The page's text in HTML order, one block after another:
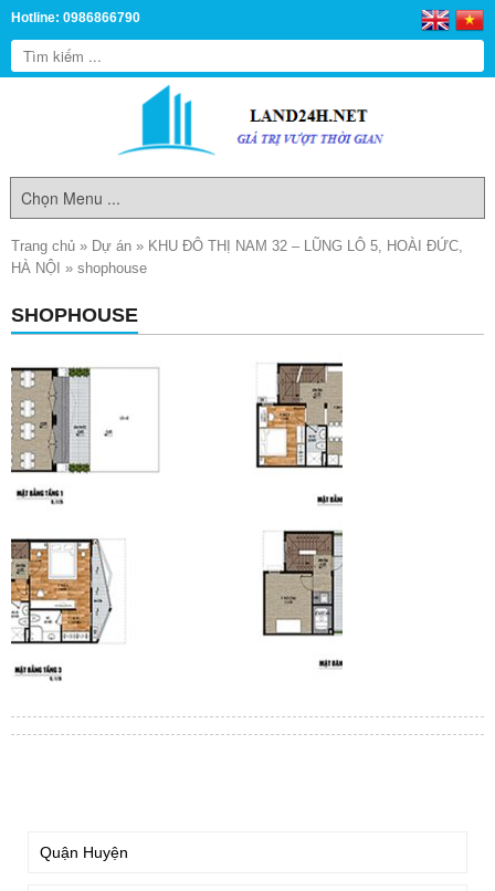
Hotline: 0986866790
Trang chủ » Dự án » KHU ĐÔ THỊ NAM 32 – LŨNG LÔ 5, HOÀI ĐỨC,
HÀ NỘI » shophouse
SHOPHOUSE